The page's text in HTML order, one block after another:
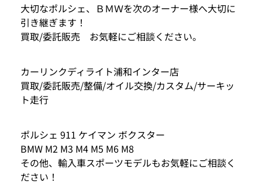
大切なポルシェ、ＢＭＷを次のオーナー様へ大切に
引き継ぎます！
買取/委託販売 お気軽にご相談ください。
カーリンクディライト浦和インター店
買取/委託販売/整備/オイル交換/カスタム/サーキッ
ト走行
ポルシェ 911 ケイマン ボクスター
BMW M2 M3 M4 M5 M6 M8
その他、輸入車スポーツモデルもお気軽にご相談く
ださい！